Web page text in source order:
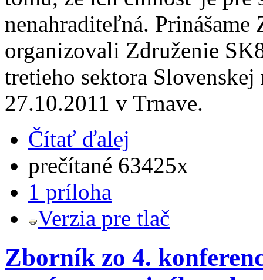
nenahraditeľná.
organizovali Združenie
tretieho sektora
27.10.2011 v Trnave.
Čítať ďalej
prečítané 63425x
1 príloha
Verzia pre tlač
Zborník zo 4.